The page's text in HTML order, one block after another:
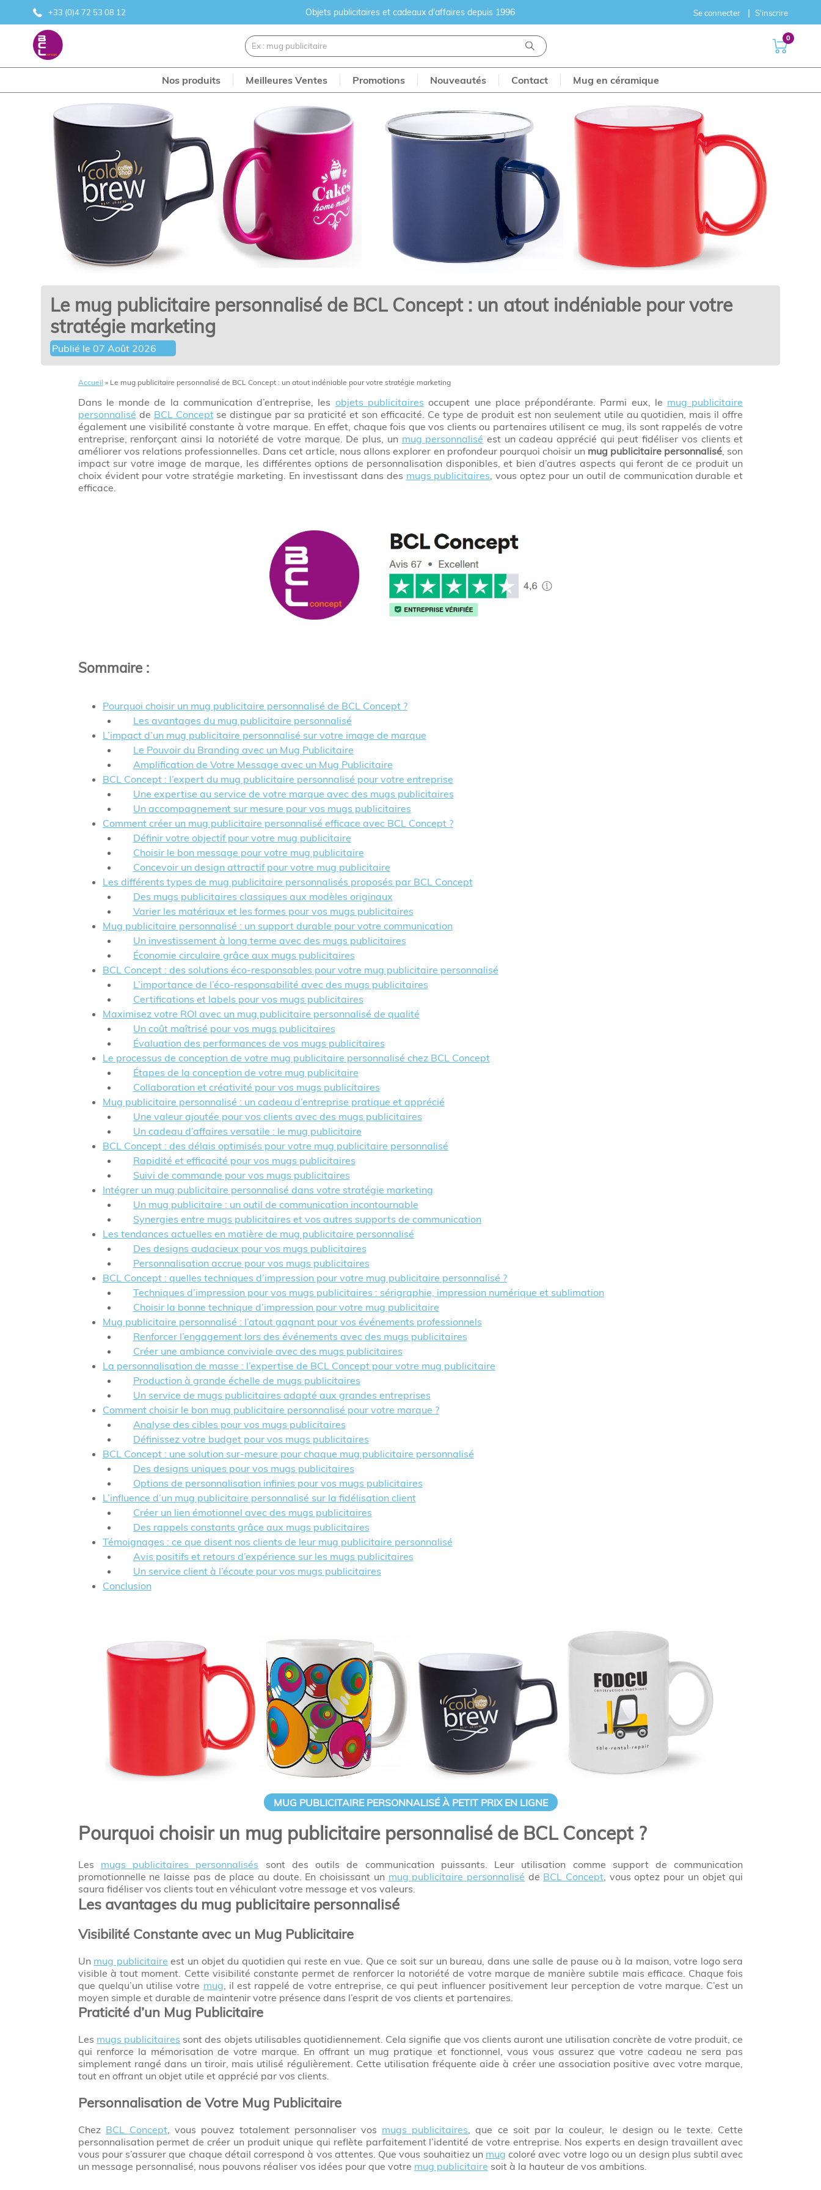
+33 (0)4 72 53 08 12 Objets publicitaires et cadeaux d'affaires depuis 1996 Se connecter S'inscrire
0
Nos produits Meilleures Ventes Promotions Nouveautés Contact Mug en céramique
Le mug publicitaire personnalisé de BCL Concept : un atout indéniable pour votre
stratégie marketing
Publié le07 Août 2026
Accueil » Le mug publicitaire personnalisé de BCL Concept : un atout indéniable pour votre stratégie marketing
Dans le monde de la communication d’entreprise, les objets publicitaires occupent une place prépondérante. Parmi eux, le mug publicitaire
personnalisé de BCL Conceptse distingue par sa praticité et son efficacité. Ce type de produit est non seulement utile au quotidien, mais il offre
également une visibilité constante à votre marque. En effet, chaque fois que vos clients ou partenaires utilisent ce mug, ils sont rappelés de votre
entreprise, renforçant ainsi la notoriété de votre marque. De plus, un mug personnalisé est un cadeau apprécié qui peut fidéliser vos clients et
améliorer vos relations professionnelles. Dans cet article, nous allons explorer en profondeur pourquoi choisir un mug publicitaire personnalisé, son
impact sur votre image de marque, les différentes options de personnalisation disponibles, et bien d’autres aspects qui feront de ce produit un
choix évident pour votre stratégie marketing. En investissant dans des mugs publicitaires, vous optez pour un outil de communication durable et
efficace.
Sommaire:
Pourquoi choisir un mug publicitaire personnalisé de BCL Concept ?
Les avantages du mug publicitaire personnalisé
L’impact d’un mug publicitaire personnalisé sur votre image de marque
Le Pouvoir du Branding avec un Mug Publicitaire
Amplification de Votre Message avec un Mug Publicitaire
BCL Concept : l’expert du mug publicitaire personnalisé pour votre entreprise
Une expertise au service de votre marque avec des mugs publicitaires
Un accompagnement sur mesure pour vos mugs publicitaires
Comment créer un mug publicitaire personnalisé efficace avec BCL Concept ?
Définir votre objectif pour votre mug publicitaire
Choisir le bon message pour votre mug publicitaire
Concevoir un design attractif pour votre mug publicitaire
Les différents types de mug publicitaire personnalisés proposés par BCL Concept
Des mugs publicitaires classiques aux modèles originaux
Varier les matériaux et les formes pour vos mugs publicitaires
Mug publicitaire personnalisé : un support durable pour votre communication
Un investissement à long terme avec des mugs publicitaires
Économie circulaire grâce aux mugs publicitaires
BCL Concept : des solutions éco-responsables pour votre mug publicitaire personnalisé
L’importance de l’éco-responsabilité avec des mugs publicitaires
Certifications et labels pour vos mugs publicitaires
Maximisez votre ROI avec un mug publicitaire personnalisé de qualité
Un coût maîtrisé pour vos mugs publicitaires
Évaluation des performances de vos mugs publicitaires
Le processus de conception de votre mug publicitaire personnalisé chez BCL Concept
Étapes de la conception de votre mug publicitaire
Collaboration et créativité pour vos mugs publicitaires
Mug publicitaire personnalisé : un cadeau d’entreprise pratique et apprécié
Une valeur ajoutée pour vos clients avec des mugs publicitaires
Un cadeau d’affaires versatile : le mug publicitaire
BCL Concept : des délais optimisés pour votre mug publicitaire personnalisé
Rapidité et efficacité pour vos mugs publicitaires
Suivi de commande pour vos mugs publicitaires
Intégrer un mug publicitaire personnalisé dans votre stratégie marketing
Un mug publicitaire : un outil de communication incontournable
Synergies entre mugs publicitaires et vos autres supports de communication
Les tendances actuelles en matière de mug publicitaire personnalisé
Des designs audacieux pour vos mugs publicitaires
Personnalisation accrue pour vos mugs publicitaires
BCL Concept : quelles techniques d’impression pour votre mug publicitaire personnalisé ?
Techniques d’impression pour vos mugs publicitaires : sérigraphie, impression numérique et sublimation
Choisir la bonne technique d’impression pour votre mug publicitaire
Mug publicitaire personnalisé : l’atout gagnant pour vos événements professionnels
Renforcer l’engagement lors des événements avec des mugs publicitaires
Créer une ambiance conviviale avec des mugs publicitaires
La personnalisation de masse : l’expertise de BCL Concept pour votre mug publicitaire
Production à grande échelle de mugs publicitaires
Un service de mugs publicitaires adapté aux grandes entreprises
Comment choisir le bon mug publicitaire personnalisé pour votre marque ?
Analyse des cibles pour vos mugs publicitaires
Définissez votre budget pour vos mugs publicitaires
BCL Concept : une solution sur-mesure pour chaque mug publicitaire personnalisé
Des designs uniques pour vos mugs publicitaires
Options de personnalisation infinies pour vos mugs publicitaires
L’influence d’un mug publicitaire personnalisé sur la fidélisation client
Créer un lien émotionnel avec des mugs publicitaires
Des rappels constants grâce aux mugs publicitaires
Témoignages : ce que disent nos clients de leur mug publicitaire personnalisé
Avis positifs et retours d’expérience sur les mugs publicitaires
Un service client à l’écoute pour vos mugs publicitaires
Conclusion
MUG PUBLICITAIRE PERSONNALISÉ À PETIT PRIX EN LIGNE
Pourquoi choisir un mug publicitaire personnalisé de BCL Concept ?
Les mugs publicitaires personnalisés sont des outils de communication puissants. Leur utilisation comme support de communication
promotionnelle ne laisse pas de place au doute. En choisissant un mug publicitaire personnalisé de BCL Concept, vous optez pour un objet qui
saura fidéliser vos clients tout en véhiculant votre message et vos valeurs.
Les avantages du mug publicitaire personnalisé
Visibilité Constante avec un Mug Publicitaire
Un mug publicitaire est un objet du quotidien qui reste en vue. Que ce soit sur un bureau, dans une salle de pause ou à la maison, votre logo sera
visible à tout moment. Cette visibilité constante permet de renforcer la notoriété de votre marque de manière subtile mais efficace. Chaque fois
que quelqu’un utilise votre mug, il est rappelé de votre entreprise, ce qui peut influencer positivement leur perception de votre marque. C’est un
moyen simple et durable de maintenir votre présence dans l’esprit de vos clients et partenaires.
Praticité d’un Mug Publicitaire
Les mugs publicitaires sont des objets utilisables quotidiennement. Cela signifie que vos clients auront une utilisation concrète de votre produit, ce
qui renforce la mémorisation de votre marque. En offrant un mug pratique et fonctionnel, vous vous assurez que votre cadeau ne sera pas
simplement rangé dans un tiroir, mais utilisé régulièrement. Cette utilisation fréquente aide à créer une association positive avec votre marque,
tout en offrant un objet utile et apprécié par vos clients.
Personnalisation de Votre Mug Publicitaire
Chez BCL Concept, vous pouvez totalement personnaliser vos mugs publicitaires, que ce soit par la couleur, le design ou le texte. Cette
personnalisation permet de créer un produit unique qui reflète parfaitement l’identité de votre entreprise. Nos experts en design travaillent avec
vous pour s’assurer que chaque détail correspond à vos attentes. Que vous souhaitiez un mug coloré avec votre logo ou un design plus subtil avec
un message personnalisé, nous pouvons réaliser vos idées pour que votre mug publicitaire soit à la hauteur de vos ambitions.